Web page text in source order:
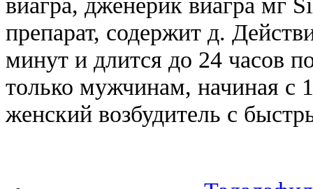
препарат, содержит д.
минут и длится до 24 часов
только мужчинам, начиная с
женский возбудитель с